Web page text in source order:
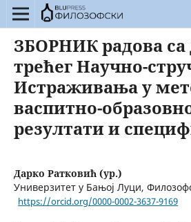
ЗБОРНИК радова са
трећег Научно-
Истраживања у
васпитно-
резултати и
Дарко Ратковић (ур.)
Универзитет у Бањој Луци,
https://orcid.org/0000-0002-3637-9169